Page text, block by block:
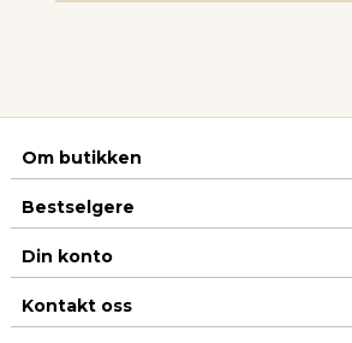
Om butikken
Bestselgere
Din konto
Kontakt oss